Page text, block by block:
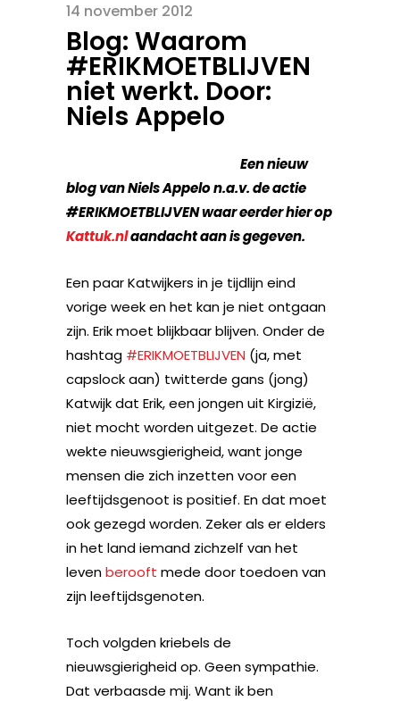
14 november 2012
Blog: Waarom
#ERIKMOETBLIJVEN
niet werkt. Door:
Niels Appelo
Een nieuw
blog van Niels Appelo n.a.v. de actie
#ERIKMOETBLIJVEN waar eerder hier op
Kattuk.nlaandacht aan is gegeven.
Een paar Katwijkers in je tijdlijn eind
vorige week en het kan je niet ontgaan
zijn. Erik moet blijkbaar blijven. Onder de
hashtag #ERIKMOETBLIJVEN (ja, met
capslock aan) twitterde gans (jong)
Katwijk dat Erik, een jongen uit Kirgizië,
niet mocht worden uitgezet. De actie
wekte nieuwsgierigheid, want jonge
mensen die zich inzetten voor een
leeftijdsgenoot is positief. En dat moet
ook gezegd worden. Zeker als er elders
in het land iemand zichzelf van het
levenberooft mede door toedoen van
zijn leeftijdsgenoten.
Toch volgden kriebels de
nieuwsgierigheid op. Geen sympathie.
Dat verbaasde mij. Want ik ben